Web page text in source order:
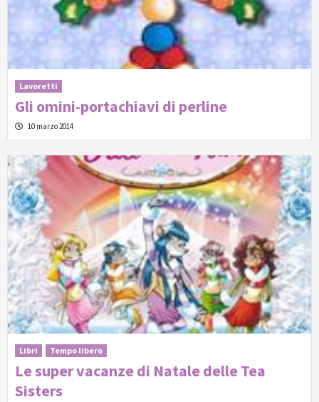
Lavoretti
Gli omini-portachiavi di perline
10 marzo 2014
Libri Tempo libero
Le super vacanze di Natale delle Tea
Sisters